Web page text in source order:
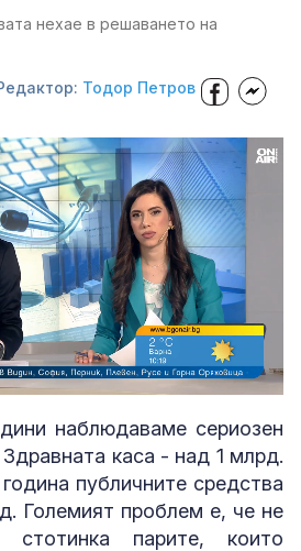
нехае в решаването на
Тодор Петров
наблюдаваме сериозен
каса - над 1 млрд.
публичните средства
Големият проблем е, че не
стотинка парите, които